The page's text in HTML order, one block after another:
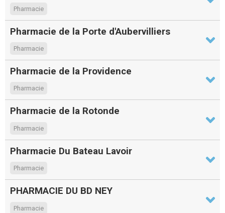
Pharmacie
Pharmacie de la Porte d'Aubervilliers
Pharmacie
Pharmacie de la Providence
Pharmacie
Pharmacie de la Rotonde
Pharmacie
Pharmacie Du Bateau Lavoir
Pharmacie
PHARMACIE DU BD NEY
Pharmacie